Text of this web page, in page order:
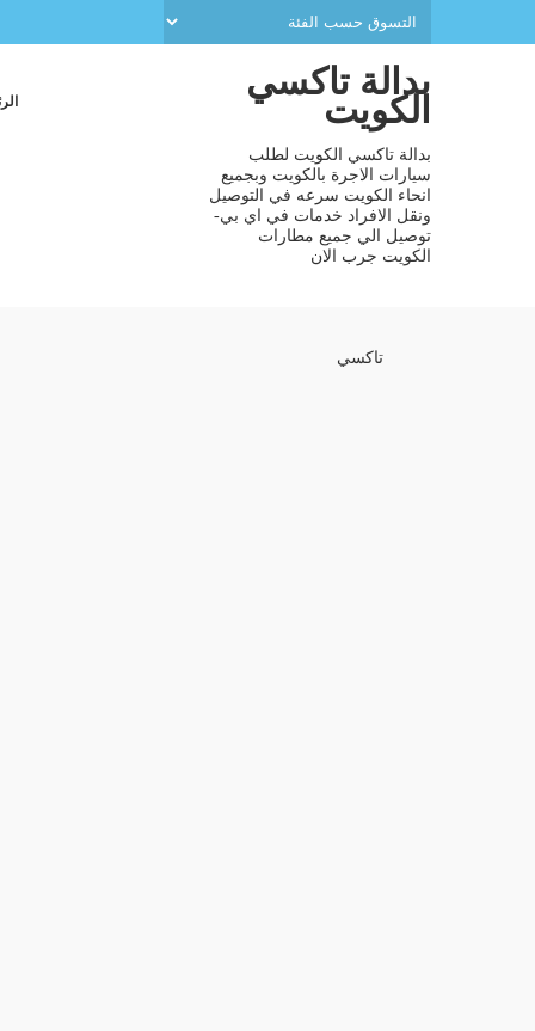
بدالة تاكسي
الكويت
بدالة تاكسي الكويت لطلب
سيارات الاجرة بالكويت وبجميع
انحاء الكويت سرعه في التوصيل
ونقل الافراد خدمات في اي بي-
توصيل الي جميع مطارات
الكويت جرب الان
تاكسي